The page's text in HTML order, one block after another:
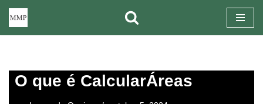
conteúdo
O que é CalcularÁreas